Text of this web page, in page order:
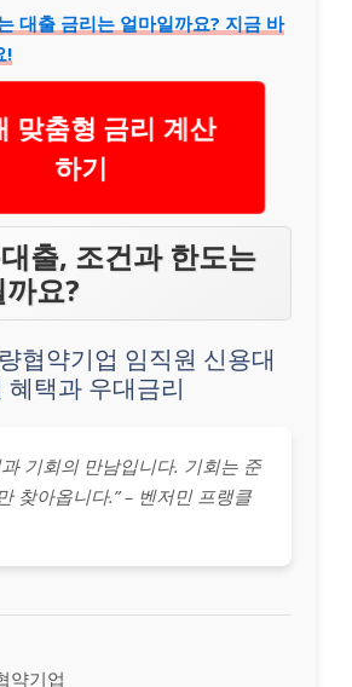
대출 금리는 얼마일까요? 지금 바
!
맞춤형 금리 계산
하기
출, 조건과 한도는
요?
협약기업 임직원 신용대
혜택과 우대금리
기회의 만남입니다. 기회는 준
찾아옵니다.” – 벤저민 프랭클
약기업